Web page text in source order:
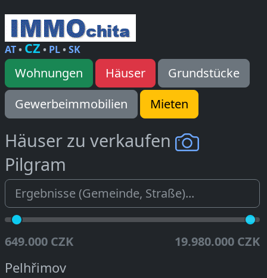
AT• CZ • PL•SK
Wohnungen Häuser
Grundstücke
Gewerbeimmobilien
Mieten
Häuser zu verkaufen
Pilgram
649.000 CZK 19.980.000 CZK
Pelhřimov